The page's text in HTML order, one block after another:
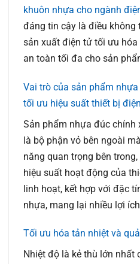
khuôn nhựa cho ngành
đáng tin cậy là điều không
sản xuất điện tử tối ưu
an toàn tối đa cho sản
Vai trò của sản phẩm
tối ưu hiệu suất thiết bị
Sản phẩm nhựa đúc chính
là bộ phận vỏ bên ngoài
năng quan trọng bên
hiệu suất hoạt động của
linh hoạt, kết hợp với đặc
nhựa, mang lại nhiều lợi
Tối ưu hóa tản nhiệt và
Nhiệt độ là kẻ thù lớn nhất